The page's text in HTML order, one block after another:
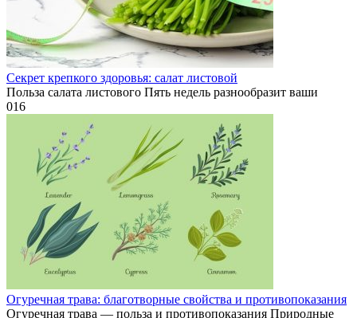
Секрет крепкого здоровья: салат листовой
Польза салата листового Пять недель разнообразит ваши
016
Огуречная трава: благотворные свойства и противопоказания
Огуречная трава — польза и противопоказания Природные